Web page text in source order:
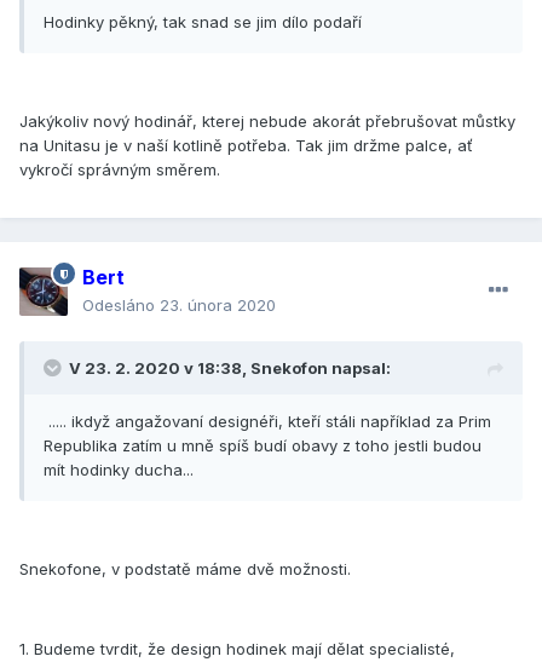
Hodinky pěkný, tak snad se jim dílo podaří
Jakýkoliv nový hodinář, kterej nebude akorát přebrušovat můstky
na Unitasu je v naší kotlině potřeba. Tak jim držme palce, ať
vykročí správným směrem.
Bert
Odesláno 23. února 2020
V 23. 2. 2020 v 18:38, Snekofon napsal:
..... ikdyž angažovaní designéři, kteří stáli například za Prim
Republika zatím u mně spíš budí obavy z toho jestli budou
mít hodinky ducha...
Snekofone, v podstatě máme dvě možnosti.
1. Budeme tvrdit, že design hodinek mají dělat specialisté,